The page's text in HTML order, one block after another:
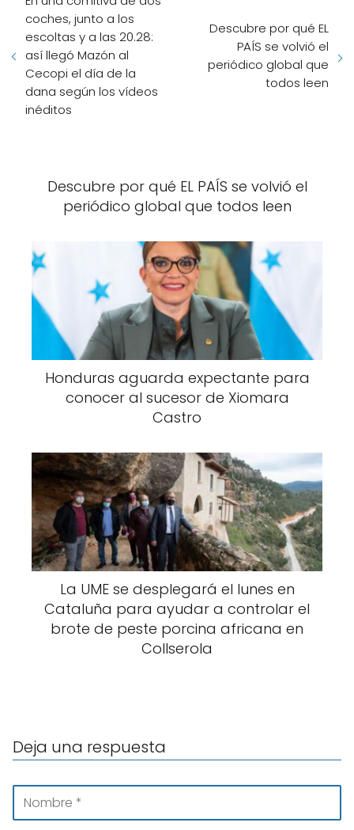
coches, junto a los
escoltas y a las 20.28:
así llegó Mazón al
Cecopi el día de la
dana según los vídeos
inéditos
Descubre por qué EL
PAÍS se volvió el
periódico global que
todos leen
Descubre por qué EL PAÍS se volvió el
periódico global que todos leen
Honduras aguarda expectante para
conocer al sucesor de Xiomara
Castro
La UME se desplegará el lunes en
Cataluña para ayudar a controlar el
brote de peste porcina africana en
Collserola
Deja una respuesta